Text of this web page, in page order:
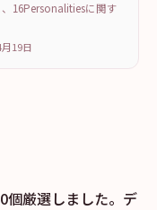
16Personalitiesに関す
19日
個厳選しました。デ